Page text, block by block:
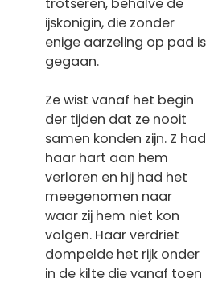
ijskonigin, die zonder
enige aarzeling op pad is
gegaan.
Ze wist vanaf het begin
der tijden dat ze nooit
samen konden zijn. Z had
haar hart aan hem
verloren en hij had het
meegenomen naar
waar zij hem niet kon
volgen. Haar verdriet
dompelde het rijk onder
in de kilte die vanaf toen